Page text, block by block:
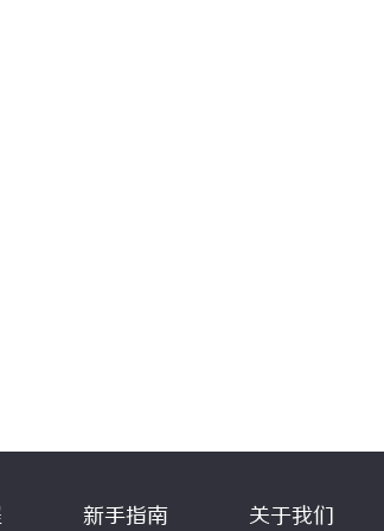
新手指南 关于我们